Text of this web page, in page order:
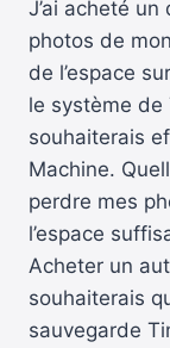
J’ai acheté
photos de
de l’espace
le système de
souhaiterais
Machine.
perdre mes
l’espace
Acheter un
souhaiterais
sauvegarde